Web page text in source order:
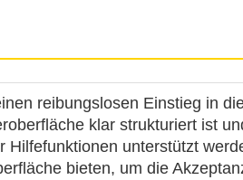
reibungslosen Einstieg in
klar strukturiert ist
unterstützt
bieten, um die